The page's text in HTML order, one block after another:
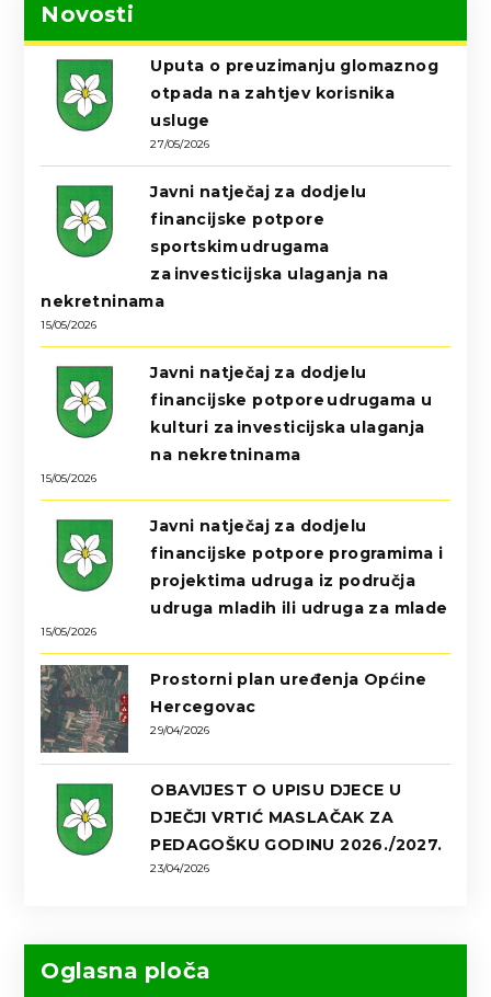
Novosti
Uputa o preuzimanju glomaznog
otpada na zahtjev korisnika
usluge
27/05/2026
Javni natječaj za dodjelu
financijske potpore
sportskim udrugama
za investicijska ulaganja na
nekretninama
15/05/2026
Javni natječaj za dodjelu
financijske potpore udrugama u
kulturi za investicijska ulaganja
na nekretninama
15/05/2026
Javni natječaj za dodjelu
financijske potpore programima i
projektima udruga iz područja
udruga mladih ili udruga za mlade
15/05/2026
Prostorni plan uređenja Općine
Hercegovac
29/04/2026
OBAVIJEST O UPISU DJECE U
DJEČJI VRTIĆ MASLAČAK ZA
PEDAGOŠKU GODINU 2026./2027.
23/04/2026
Oglasna ploča